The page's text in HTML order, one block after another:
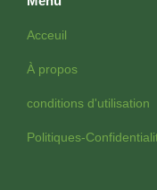
Acceuil
À propos
conditions d'utilisation
Politiques-